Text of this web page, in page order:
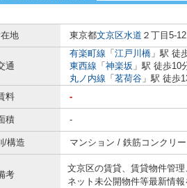
地
東京都文京区水道 ２丁目5-12
通
有楽町線 「 江戸川橋 」駅 徒
東西線 「 神楽坂 」駅 徒歩10
丸ノ内線 「 茗荷谷 」駅 徒歩
料
-
積 -
/構造 マンション / 鉄筋コンクリー
考
文京区の賃貸、賃貸物件管
ネット未公開物件等最新情